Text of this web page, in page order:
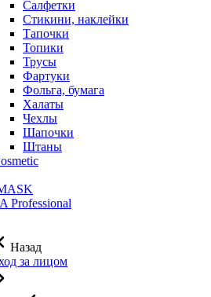
Салфетки
Стикини, наклейки
Тапочки
Топики
Трусы
Фартуки
Фольга, бумага
Халаты
Чехлы
Шапочки
Штаны
Professional
Назад
за лицом